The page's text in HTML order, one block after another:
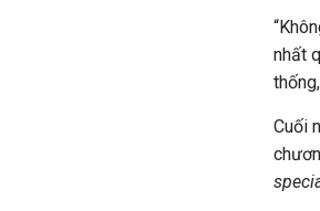
nhất
Cuối